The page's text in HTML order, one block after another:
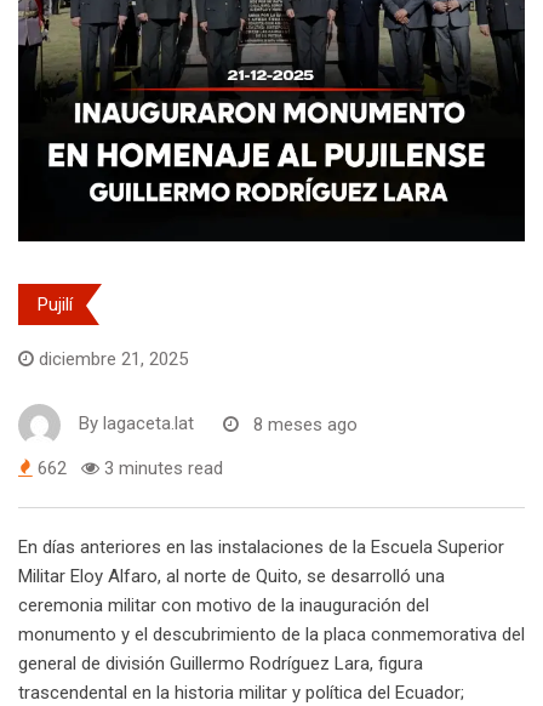
Pujilí
diciembre 21, 2025
By lagaceta.lat 8 meses ago
662 3 minutes read
En días anteriores en las instalaciones de la Escuela Superior
Militar Eloy Alfaro, al norte de Quito, se desarrolló una
ceremonia militar con motivo de la inauguración del
monumento y el descubrimiento de la placa conmemorativa del
general de división Guillermo Rodríguez Lara, figura
trascendental en la historia militar y política del Ecuador;